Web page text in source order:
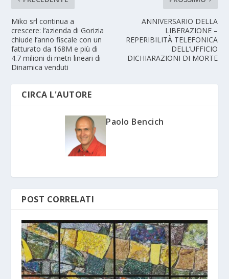
Miko srl continua a
crescere: l’azienda di Gorizia
chiude l’anno fiscale con un
fatturato da 168M e più di
4.7 milioni di metri lineari di
Dinamica venduti
ANNIVERSARIO DELLA
LIBERAZIONE –
REPERIBILITÀ TELEFONICA
DELL’UFFICIO
DICHIARAZIONI DI MORTE
CIRCA L'AUTORE
Paolo Bencich
POST CORRELATI